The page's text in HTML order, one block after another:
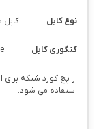
نوع کابل کابل
کتگوری کابل
از پچ کورد شبکه
استفاده می شود.